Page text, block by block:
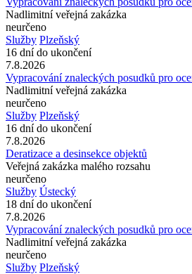
Nadlimitní veřejná zakázka
neurčeno
Služby Plzeňský
16 dní do ukončení
7.8.2026
Vypracování znaleckých posudků pro
Nadlimitní veřejná zakázka
neurčeno
Služby Plzeňský
16 dní do ukončení
7.8.2026
Deratizace a desinsekce objektů
Veřejná zakázka malého rozsahu
neurčeno
Služby Ústecký
18 dní do ukončení
7.8.2026
Vypracování znaleckých posudků pro
Nadlimitní veřejná zakázka
neurčeno
Služby Plzeňský